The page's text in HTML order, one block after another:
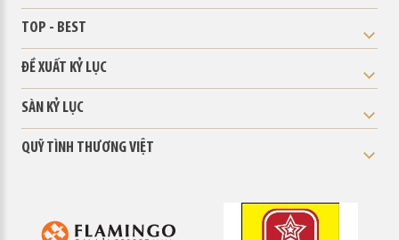
TOP - BEST
ĐỀ XUẤT KỶ LỤC
SÀN KỶ LỤC
QUỸ TÌNH THƯƠNG VIỆT